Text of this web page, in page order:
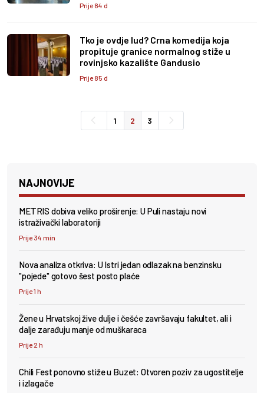
Prije 84 d
Tko je ovdje lud? Crna komedija koja
propituje granice normalnog stiže u
rovinjsko kazalište Gandusio
Prije 85 d
1 2 3
NAJNOVIJE
METRIS dobiva veliko proširenje: U Puli nastaju novi
istraživački laboratoriji
Prije 34 min
Nova analiza otkriva: U Istri jedan odlazak na benzinsku
"pojede" gotovo šest posto plaće
Prije 1 h
Žene u Hrvatskoj žive dulje i češće završavaju fakultet, ali i
dalje zarađuju manje od muškaraca
Prije 2 h
Chili Fest ponovno stiže u Buzet: Otvoren poziv za ugostitelje
i izlagače